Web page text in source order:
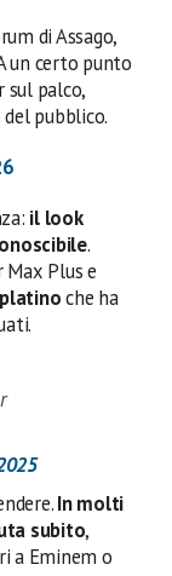
di Assago,
un certo punto
palco,
pubblico.
il look
.
Plus e
che ha
In molti
subito,
a Eminem o